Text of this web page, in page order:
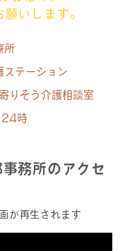
いします。
所
ステーション
りそう介護相談室
24時
務所のアクセ
が再生されます